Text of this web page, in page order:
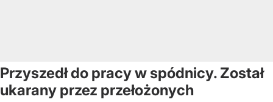
Przyszedł do pracy w spódnicy. Został
ukarany przez przełożonych